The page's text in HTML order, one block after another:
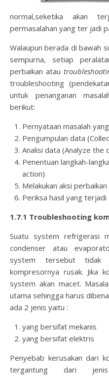
normal,seketika akan
permasalahan yang ter jadi
Walaupun berada di bawah
sempurna, setiap
perbaikan atau
troubleshooting
untuk penanganan
berikut:
Pernyataan masalah
Pengumpulan data
Analisi data (Analyze the
Penentuan langkah-
action)
Melakukan aksi
Periksa hasil yang
1.7.1 Troubleshooting
Suatu system refrigerasi
condenser atau
system tersebut tidak
kompresornya rusak. Jika
system akan macet.
utama sehingga harus
ada 2 jenis yaitu :
yang bersifat mekanis
yang bersifat elektris
Penyebab kerusakan dari
tergantung dari